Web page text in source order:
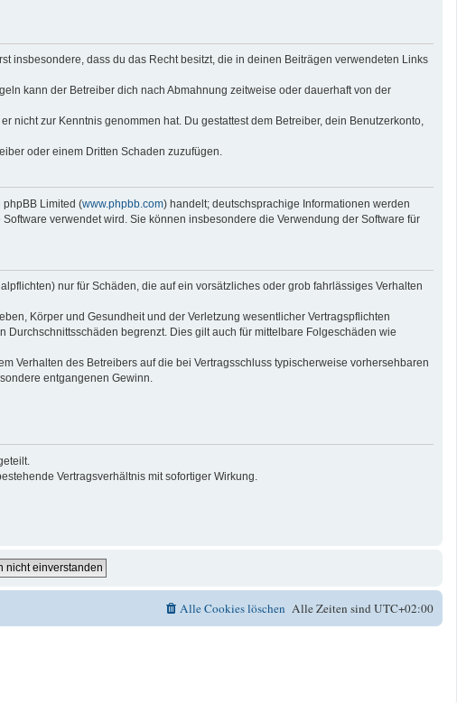
insbesondere, dass du das Recht besitzt, die in deinen Beiträgen verwendeten Links
kann der Betreiber dich nach Abmahnung zeitweise oder dauerhaft von der
nicht zur Kenntnis genommen hat. Du gestattest dem Betreiber, dein Benutzerkonto,
oder einem Dritten Schaden zuzufügen.
phpBB Limited (www.phpbb.com) handelt; deutschsprachige Informationen werden
verwendet wird. Sie können insbesondere die Verwendung der Software für
nur für Schäden, die auf ein vorsätzliches oder grob fahrlässiges Verhalten
Körper und Gesundheit und der Verletzung wesentlicher Vertragspflichten
begrenzt. Dies gilt auch für mittelbare Folgeschäden wie
Verhalten des Betreibers auf die bei Vertragsschluss typischerweise vorhersehbaren
entgangenen Gewinn.
Vertragsverhältnis mit sofortiger Wirkung.
Alle Zeiten sindUTC+02:00
Alle Cookies löschen